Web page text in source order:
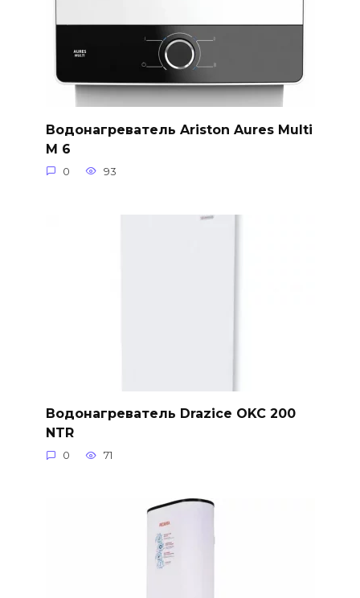
Водонагреватель Ariston Aures Multi
M 6
0 93
Водонагреватель Drazice OKC 200
NTR
0 71